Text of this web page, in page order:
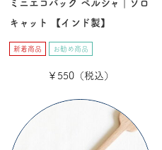
ミニエコバッグ ペルシャ｜ソロ
キャット 【インド製】
新着商品 お勧め商品
￥550（税込）